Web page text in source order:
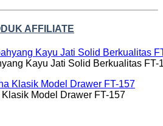
AFFILIATE
Kayu Jati Solid Berkualitas FT-
Model Drawer FT-157